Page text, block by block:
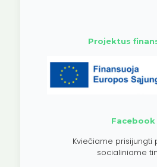
Projektus
Facebook
Kviečiame prisijungti
socialiniame